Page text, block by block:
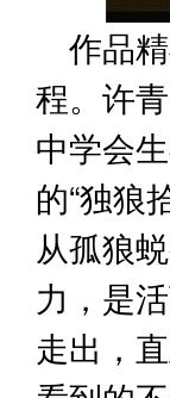
作品
程。许
中学会
的“独狼
从孤狼
力，是
走出，